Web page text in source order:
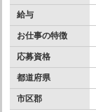
給与
お仕事の特徴
応募資格
都道府県
市区郡